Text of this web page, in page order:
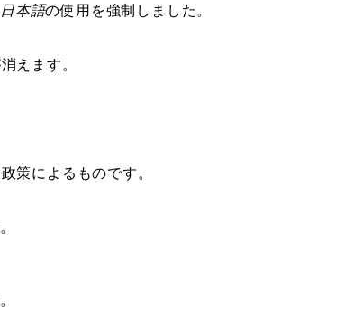
日本語の使用を強制しました。
えます。
策によるものです。